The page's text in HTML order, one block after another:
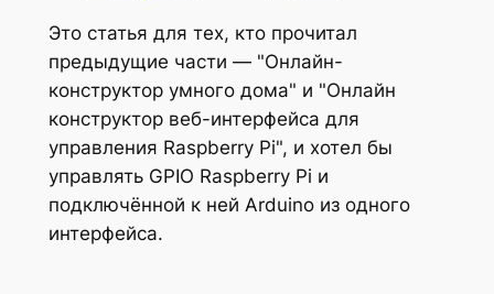
Это статья для тех, кто прочитал
предыдущие части — "Онлайн-
конструктор умного дома" и "Онлайн
конструктор веб-интерфейса для
управления Raspberry Pi", и хотел бы
управлять GPIO Raspberry Pi и
подключённой к ней Arduino из одного
интерфейса.